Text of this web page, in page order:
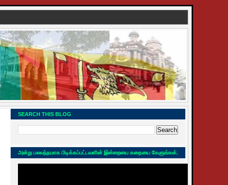
SEARCH THIS BLOG
அன்று பலவந்தமாக பிடிக்கப்பட்டவளின் இன்றையை கதையை கேளுங்கள்.